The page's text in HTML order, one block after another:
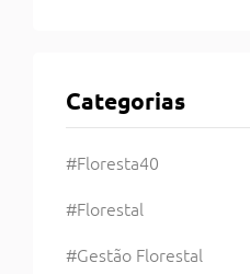
Categorias
#Floresta40
#Florestal
#Gestão Florestal